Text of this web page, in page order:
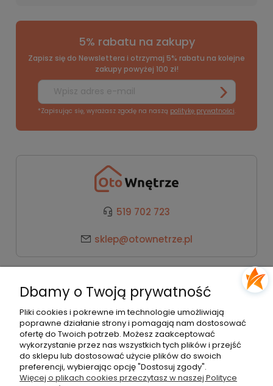
5% rabatu na zakupy
Zapisz się do Newslettera i otrzymaj 5% rabatu na kolejne
zakupy powyżej 100 zł!
*Zapisując się, wyrażasz zgodę na naszą politykę prywatności.
519 702 723
sklep@otownetrze.pl
Pomoc
Moje konto
Dbamy o Twoją prywatność
Pliki cookies i pokrewne im technologie umożliwiają
poprawne działanie strony i pomagają nam dostosować
ofertę do Twoich potrzeb. Możesz zaakceptować
wykorzystanie przez nas wszystkich tych plików i przejść
do sklepu lub dostosować użycie plików do swoich
preferencji, wybierając opcję "Dostosuj zgody".
Więcej o plikach cookies przeczytasz w naszej Polityce